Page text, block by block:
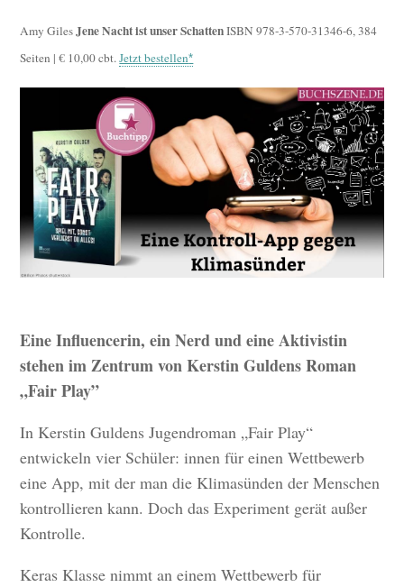
Amy GilesJene Nacht ist unser SchattenISBN 978-3-570-31346-6, 384
Seiten | € 10,00 cbt.Jetzt bestellen
Eine Influencerin, ein Nerd und eine Aktivistin
stehen im Zentrum von Kerstin Guldens Roman
„Fair Play”
In Kerstin Guldens Jugendroman „Fair Play“
entwickeln vier Schüler: innen für einen Wettbewerb
eine App, mit der man die Klimasünden der Menschen
kontrollieren kann. Doch das Experiment gerät außer
Kontrolle.
Keras Klasse nimmt an einem Wettbewerb für